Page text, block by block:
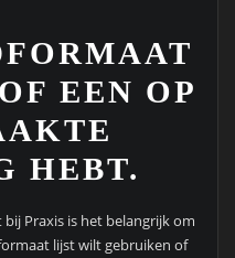
EEN OP
HEBT.
Praxis is het belangrijk om
lijst wilt gebruiken of